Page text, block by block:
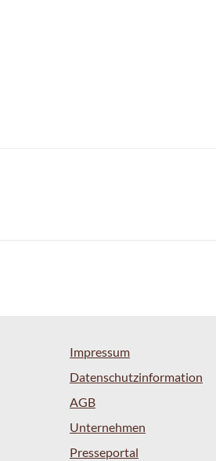
Impressum
Datenschutzinformation
AGB
Unternehmen
Presseportal